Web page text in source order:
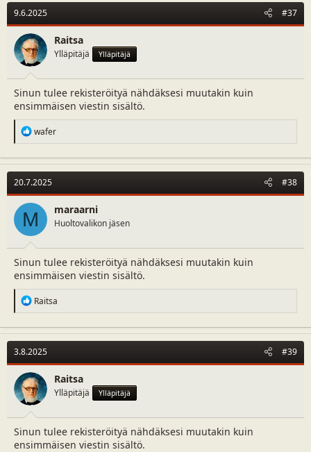
9.6.2025 #37
Raitsa
Ylläpitäjä Ylläpitäjä
Sinun tulee rekisteröityä nähdäksesi muutakin kuin
ensimmäisen viestin sisältö.
R
e
c
t
i
o
n
s
wafer
20.7.2025 #38
M maraarni
Huoltovalikon jäsen
Sinun tulee rekisteröityä nähdäksesi muutakin kuin
ensimmäisen viestin sisältö.
R
e
c
t
i
o
n
s
:
Raitsa
3.8.2025 #39
Raitsa
Ylläpitäjä Ylläpitäjä
Sinun tulee rekisteröityä nähdäksesi muutakin kuin
ensimmäisen viestin sisältö.